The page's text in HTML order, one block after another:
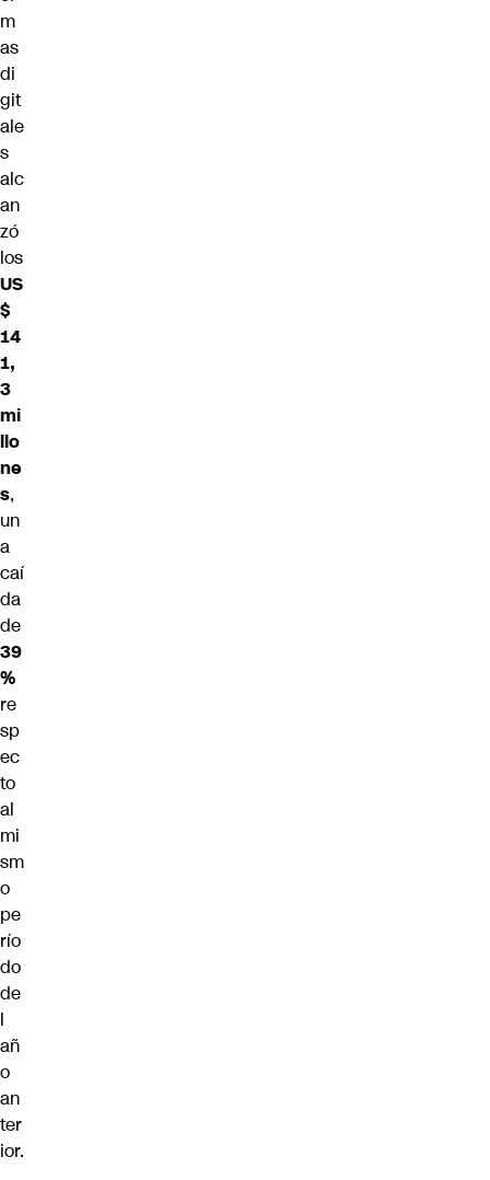
m
as
di
git
ale
s
alc
an
zó
los
US
$
14
1,
3
mi
llo
ne
s,
un
a
caí
da
de
39
%
re
sp
ec
to
al
mi
sm
o
pe
río
do
de
l
añ
o
an
ter
ior.